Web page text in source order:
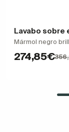
Lavabo sobre
Mármol negro
274,85€